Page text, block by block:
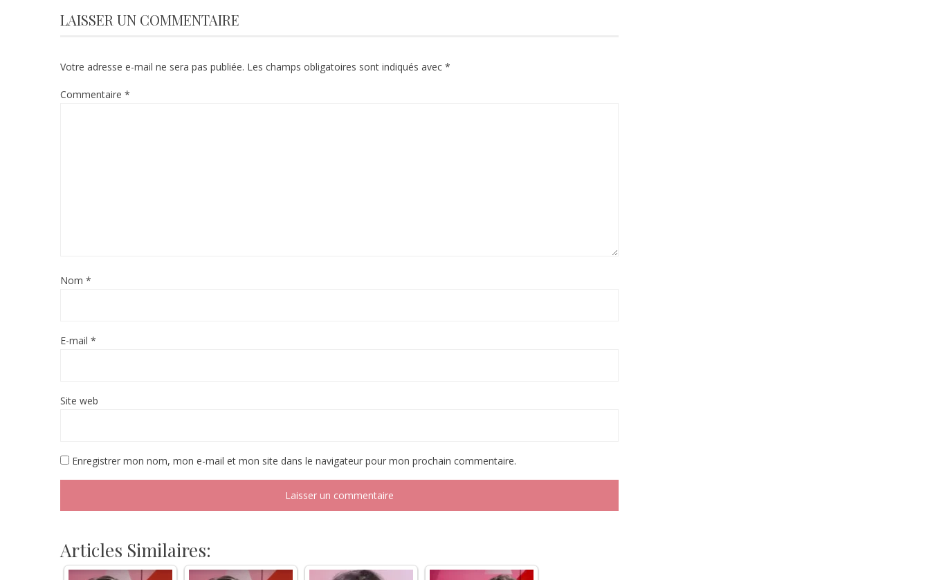
LAISSER UN COMMENTAIRE
Votre adresse e-mail ne sera pas publiée. Les champs obligatoires sont indiqués avec *
Commentaire *
Nom *
E-mail *
Site web
Enregistrer mon nom, mon e-mail et mon site dans le navigateur pour mon prochain commentaire.
Articles Similaires: